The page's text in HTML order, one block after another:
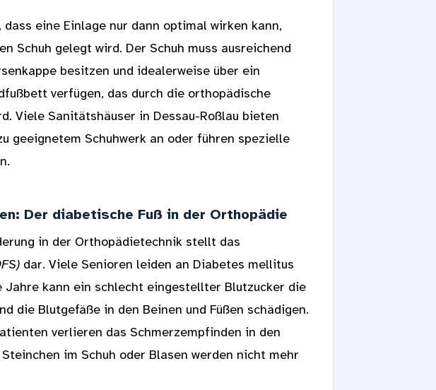
eine Einlage nur dann optimal wirken kann,
Schuh gelegt wird. Der Schuh muss ausreichend
besitzen und idealerweise über ein
verfügen, das durch die orthopädische
Viele Sanitätshäuser in Dessau-Roßlau bieten
geeignetem Schuhwerk an oder führen spezielle
Der diabetische Fuß in der Orthopädie
in der Orthopädietechnik stellt das
dar. Viele Senioren leiden an Diabetes mellitus
Jahre kann ein schlecht eingestellter Blutzucker die
die Blutgefäße in den Beinen und Füßen schädigen.
verlieren das Schmerzempfinden in den
im Schuh oder Blasen werden nicht mehr